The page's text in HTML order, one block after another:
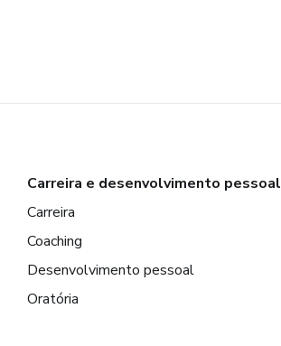
Carreira e desenvolvimento pessoal
Carreira
Coaching
Desenvolvimento pessoal
Oratória